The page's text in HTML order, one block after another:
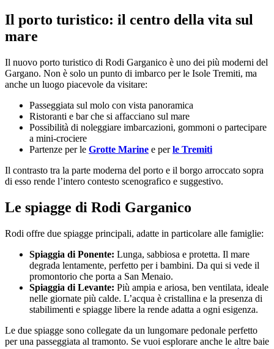
Il porto turistico: il centro della vita sul
mare
Il nuovo porto turistico di Rodi Garganico è uno dei più moderni del
Gargano. Non è solo un punto di imbarco per le Isole Tremiti, ma
anche un luogo piacevole da visitare:
Passeggiata sul molo con vista panoramica
Ristoranti e bar che si affacciano sul mare
Possibilità di noleggiare imbarcazioni, gommoni o partecipare
a mini-crociere
Partenze per le Grotte Marine e perle Tremiti
Il contrasto tra la parte moderna del porto e il borgo arroccato sopra
di esso rende l’intero contesto scenografico e suggestivo.
Le spiagge di Rodi Garganico
Rodi offre due spiagge principali, adatte in particolare alle famiglie:
Spiaggia di Ponente: Lunga, sabbiosa e protetta. Il mare
degrada lentamente, perfetto per i bambini. Da qui si vede il
promontorio che porta a San Menaio.
Spiaggia di Levante: Più ampia e ariosa, ben ventilata, ideale
nelle giornate più calde. L’acqua è cristallina e la presenza di
stabilimenti e spiagge libere la rende adatta a ogni esigenza.
Le due spiagge sono collegate da un lungomare pedonale perfetto
per una passeggiata al tramonto. Se vuoi esplorare anche le altre baie